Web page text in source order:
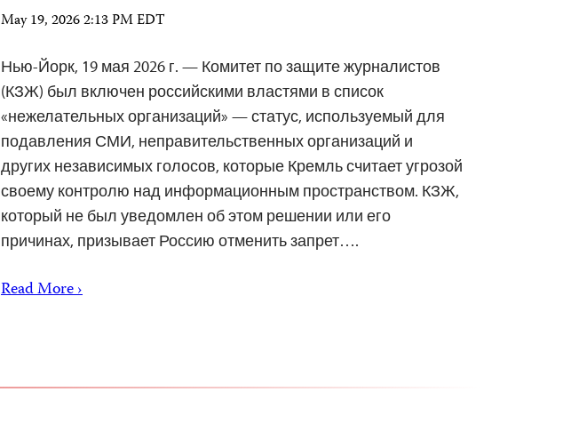
May 19, 2026 2:13 PM EDT
Нью-Йорк, 19 мая 2026 г. — Комитет по защите журналистов
(КЗЖ) был включен российскими властями в список
«нежелательных организаций» — статус, используемый для
подавления СМИ, неправительственных организаций и
других независимых голосов, которые Кремль считает угрозой
своему контролю над информационным пространством. КЗЖ,
который не был уведомлен об этом решении или его
причинах, призывает Россию отменить запрет….
Read More ›